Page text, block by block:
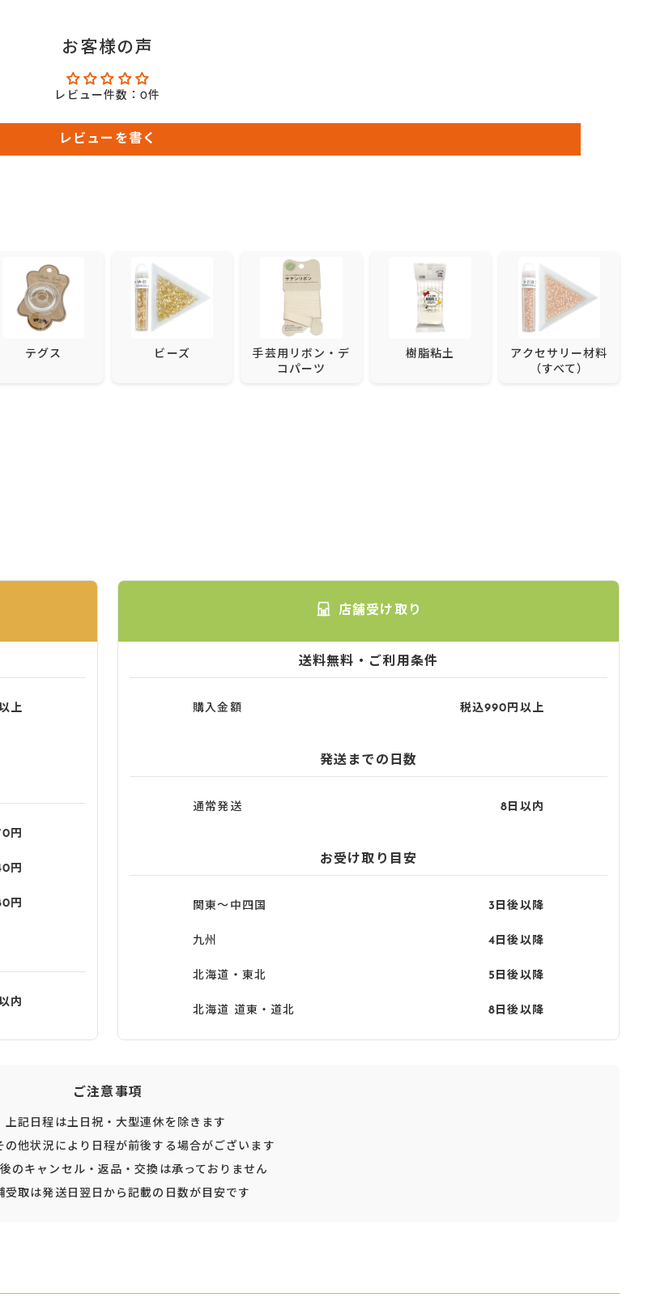
お客様の声
レビュー件数：0件
レビューを書く
テグス ビーズ
手芸用リボン・デ
コパーツ
樹脂粘土
アクセサリー材料
（すべて）
上
円
円
円
内
店舗受け取り
送料無料・ご利用条件
購入金額 税込990円以上
発送までの日数
通常発送 8日以内
お受け取り目安
関東〜中四国 3日後以降
九州 4日後以降
北海道・東北 5日後以降
北海道 道東・道北 8日後以降
ご注意事項
記日程は土日祝・大型連休を除きます
他状況により日程が前後する場合がございます
のキャンセル・返品・交換は承っておりません
取は発送日翌日から記載の日数が目安です